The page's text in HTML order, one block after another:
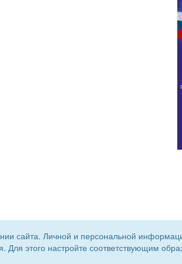
Сайт создан при поддержке «
сайта. Личной и персональной
Для этого настройте соответствующим